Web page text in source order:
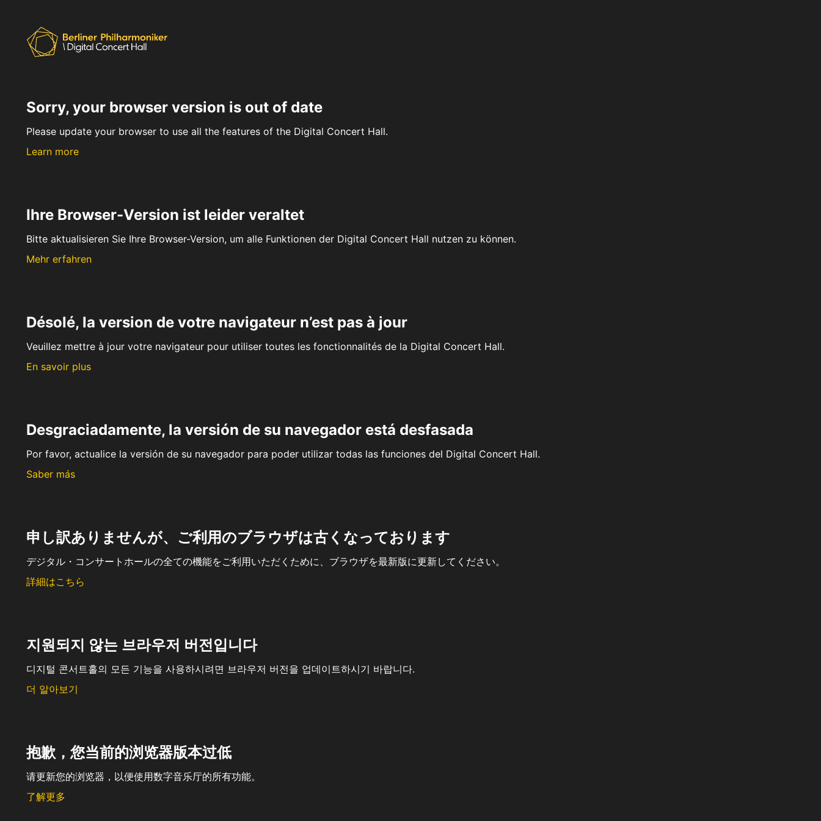
Sorry, your browser version is out of date
Please update your browser to use all the features of the Digital Concert Hall.
Learn more
Ihre Browser-Version ist leider veraltet
Bitte aktualisieren Sie Ihre Browser-Version, um alle Funktionen der Digital Concert Hall nutzen zu können.
Mehr erfahren
Désolé, la version de votre navigateur n’est pas à jour
Veuillez mettre à jour votre navigateur pour utiliser toutes les fonctionnalités de la Digital Concert Hall.
En savoir plus
Desgraciadamente, la versión de su navegador está desfasada
Por favor, actualice la versión de su navegador para poder utilizar todas las funciones del Digital Concert Hall.
Saber más
申し訳ありませんが、ご利用のブラウザは古くなっております
デジタル・コンサートホールの全ての機能をご利用いただくために、ブラウザを最新版に更新してください。
詳細はこちら
지원되지 않는 브라우저 버전입니다
디지털 콘서트홀의 모든 기능을 사용하시려면 브라우저 버전을 업데이트하시기 바랍니다.
더 알아보기
抱歉，您当前的浏览器版本过低
请更新您的浏览器，以便使用数字音乐厅的所有功能。
了解更多